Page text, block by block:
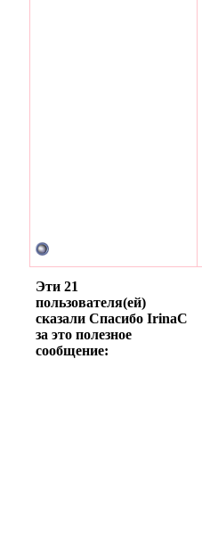
Эти 21
пользователя(ей)
сказали Спасибо IrinaC
за это полезное
сообщение: